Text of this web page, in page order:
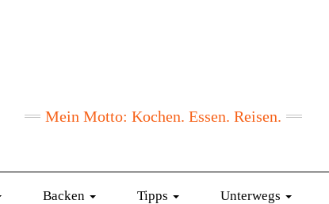
Mein Motto: Kochen. Essen. Reisen.
Backen Tipps Unterwegs